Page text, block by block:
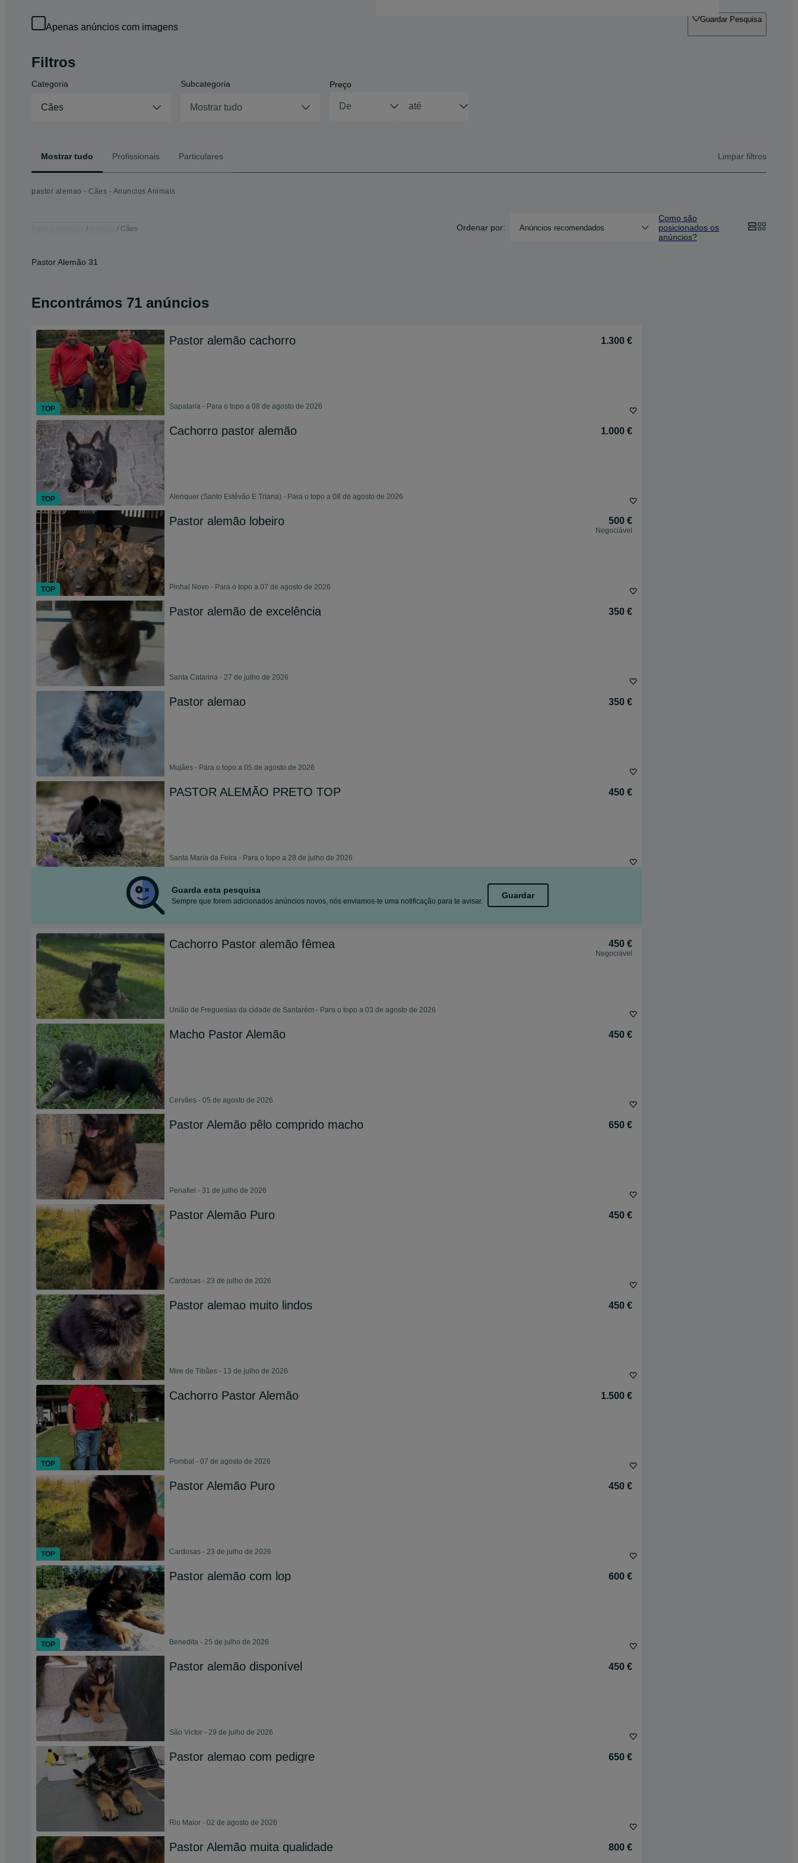
Apenas anúncios com imagens
Guardar Pesquisa
Filtros
Categoria
Cães
Subcategoria
Mostrar tudo
Preço
Mostrar tudo Profissionais Particulares Limpar filtros
pastor alemao - Cães - Anuncios Animais
Cães Ordenar por: Anúncios recomendados
Como são
posicionados os
anúncios?
Pastor Alemão 31
Encontrámos 71 anúncios
Pastor alemão cachorro 1.300 €
Sapataria - Para o topo a 08 de agosto de 2026
Cachorro pastor alemão 1.000 €
Alenquer (Santo Estêvão E Triana) - Para o topo a 08 de agosto de 2026
Pastor alemão lobeiro 500 €
Negociável
Pinhal Novo - Para o topo a 07 de agosto de 2026
Pastor alemão de excelência 350 €
Santa Catarina - 27 de julho de 2026
Pastor alemao 350 €
Mujães - Para o topo a 05 de agosto de 2026
PASTOR ALEMÃO PRETO TOP 450 €
Santa Maria da Feira - Para o topo a 28 de julho de 2026
Guarda esta pesquisa
Sempre que forem adicionados anúncios novos, nós enviamos-te uma notificação para te avisar.
Guardar
Cachorro Pastor alemão fêmea 450 €
Negociável
União de Freguesias da cidade de Santarém - Para o topo a 03 de agosto de 2026
Macho Pastor Alemão 450 €
Cervães - 05 de agosto de 2026
Pastor Alemão pêlo comprido macho 650 €
Penafiel - 31 de julho de 2026
Pastor Alemão Puro 450 €
Cardosas - 23 de julho de 2026
Pastor alemao muito lindos 450 €
Mire de Tibães - 13 de julho de 2026
Cachorro Pastor Alemão 1.500 €
Pombal - 07 de agosto de 2026
Pastor Alemão Puro 450 €
Cardosas - 23 de julho de 2026
Pastor alemão com lop 600 €
Benedita - 25 de julho de 2026
Pastor alemão disponível 450 €
São Victor - 29 de julho de 2026
Pastor alemao com pedigre 650 €
Rio Maior - 02 de agosto de 2026
Pastor Alemão muita qualidade 800 €
TOP
TOP
TOP
TOP
TOP
TOP